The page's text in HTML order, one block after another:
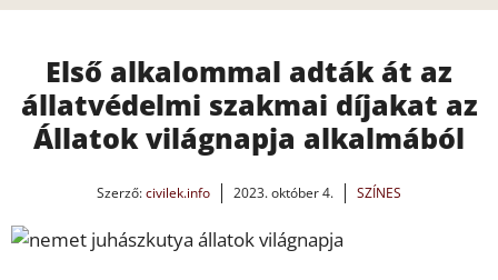
Első alkalommal adták át az
állatvédelmi szakmai díjakat az
Állatok világnapja alkalmából
Szerző:civilek.info 2023. október 4. SZÍNES